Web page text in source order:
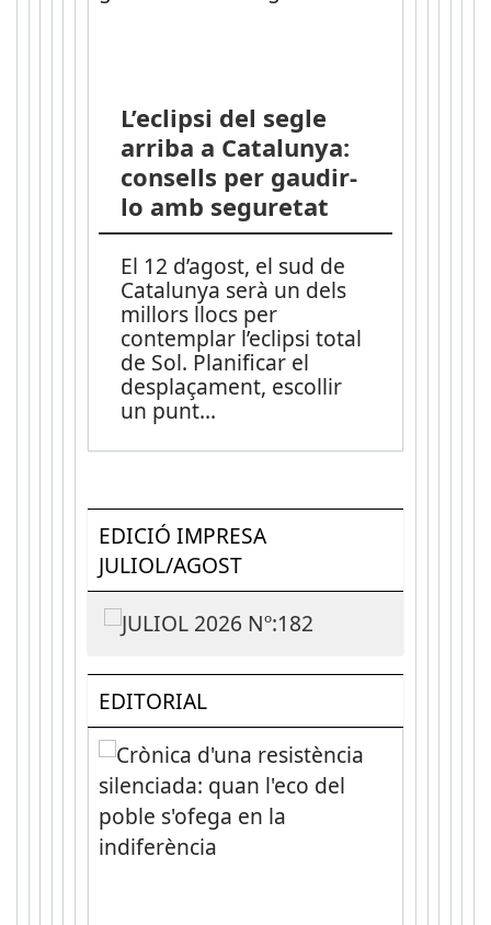
L’eclipsi del segle
arriba a Catalunya:
consells per gaudir-
lo amb seguretat
El 12 d’agost, el sud de
Catalunya serà un dels
millors llocs per
contemplar l’eclipsi total
de Sol. Planificar el
desplaçament, escollir
un punt...
EDICIÓ IMPRESA
JULIOL/AGOST
EDITORIAL